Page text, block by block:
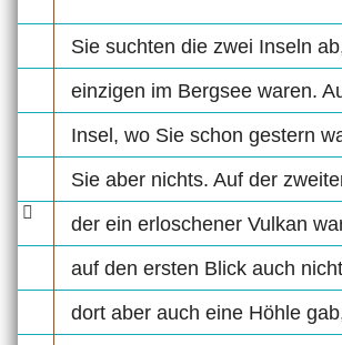
Sie suchten die zwei Inseln
einzigen im Bergsee waren.
Insel, wo Sie schon gestern
Sie aber nichts. Auf der
der ein erloschener Vulkan
auf den ersten Blick auch
dort aber auch eine Höhle